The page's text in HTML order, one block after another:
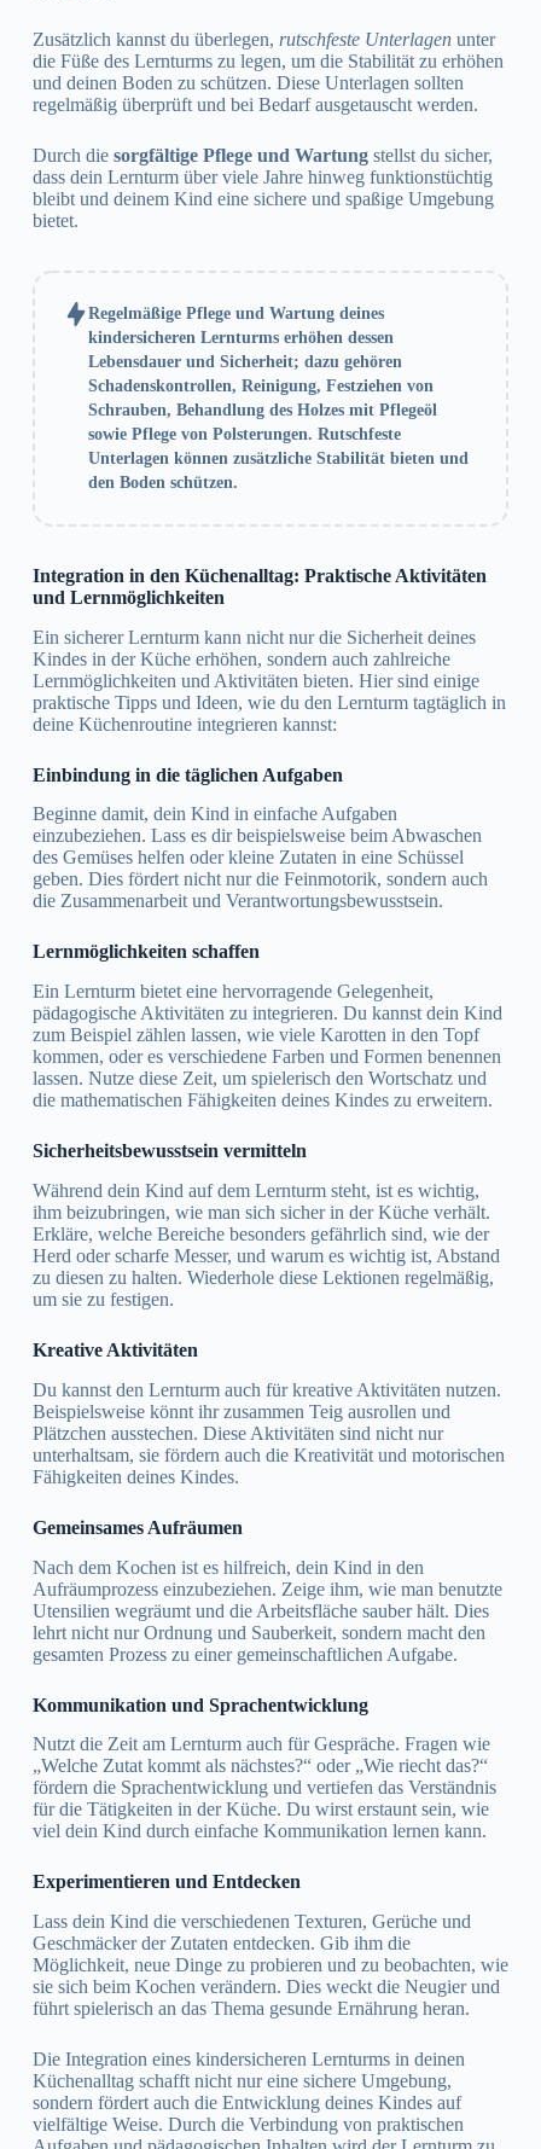
Zusätzlich kannst du überlegen, rutschfeste Unterlagenunter
die Füße des Lernturms zu legen, um die Stabilität zu erhöhen
und deinen Boden zu schützen. Diese Unterlagen sollten
regelmäßig überprüft und bei Bedarf ausgetauscht werden.
Durch die sorgfältige Pflege und Wartungstellst du sicher,
dass dein Lernturm über viele Jahre hinweg funktionstüchtig
bleibt und deinem Kind eine sichere und spaßige Umgebung
bietet.
Regelmäßige Pflege und Wartung deines
kindersicheren Lernturms erhöhen dessen
Lebensdauer und Sicherheit; dazu gehören
Schadenskontrollen, Reinigung, Festziehen von
Schrauben, Behandlung des Holzes mit Pflegeöl
sowie Pflege von Polsterungen. Rutschfeste
Unterlagen können zusätzliche Stabilität bieten und
den Boden schützen.
Integration in den Küchenalltag: Praktische Aktivitäten
und Lernmöglichkeiten
Ein sicherer Lernturm kann nicht nur die Sicherheit deines
Kindes in der Küche erhöhen, sondern auch zahlreiche
Lernmöglichkeiten und Aktivitäten bieten. Hier sind einige
praktische Tipps und Ideen, wie du den Lernturm tagtäglich in
deine Küchenroutine integrieren kannst:
Einbindung in die täglichen Aufgaben
Beginne damit, dein Kind in einfache Aufgaben
einzubeziehen. Lass es dir beispielsweise beim Abwaschen
des Gemüses helfen oder kleine Zutaten in eine Schüssel
geben. Dies fördert nicht nur die Feinmotorik, sondern auch
die Zusammenarbeit und Verantwortungsbewusstsein.
Lernmöglichkeiten schaffen
Ein Lernturm bietet eine hervorragende Gelegenheit,
pädagogische Aktivitäten zu integrieren. Du kannst dein Kind
zum Beispiel zählen lassen, wie viele Karotten in den Topf
kommen, oder es verschiedene Farben und Formen benennen
lassen. Nutze diese Zeit, um spielerisch den Wortschatz und
die mathematischen Fähigkeiten deines Kindes zu erweitern.
Sicherheitsbewusstsein vermitteln
Während dein Kind auf dem Lernturm steht, ist es wichtig,
ihm beizubringen, wie man sich sicher in der Küche verhält.
Erkläre, welche Bereiche besonders gefährlich sind, wie der
Herd oder scharfe Messer, und warum es wichtig ist, Abstand
zu diesen zu halten. Wiederhole diese Lektionen regelmäßig,
um sie zu festigen.
Kreative Aktivitäten
Du kannst den Lernturm auch für kreative Aktivitäten nutzen.
Beispielsweise könnt ihr zusammen Teig ausrollen und
Plätzchen ausstechen. Diese Aktivitäten sind nicht nur
unterhaltsam, sie fördern auch die Kreativität und motorischen
Fähigkeiten deines Kindes.
Gemeinsames Aufräumen
Nach dem Kochen ist es hilfreich, dein Kind in den
Aufräumprozess einzubeziehen. Zeige ihm, wie man benutzte
Utensilien wegräumt und die Arbeitsfläche sauber hält. Dies
lehrt nicht nur Ordnung und Sauberkeit, sondern macht den
gesamten Prozess zu einer gemeinschaftlichen Aufgabe.
Kommunikation und Sprachentwicklung
Nutzt die Zeit am Lernturm auch für Gespräche. Fragen wie
„Welche Zutat kommt als nächstes?“ oder „Wie riecht das?“
fördern die Sprachentwicklung und vertiefen das Verständnis
für die Tätigkeiten in der Küche. Du wirst erstaunt sein, wie
viel dein Kind durch einfache Kommunikation lernen kann.
Experimentieren und Entdecken
Lass dein Kind die verschiedenen Texturen, Gerüche und
Geschmäcker der Zutaten entdecken. Gib ihm die
Möglichkeit, neue Dinge zu probieren und zu beobachten, wie
sie sich beim Kochen verändern. Dies weckt die Neugier und
führt spielerisch an das Thema gesunde Ernährung heran.
Die Integration eines kindersicheren Lernturms in deinen
Küchenalltag schafft nicht nur eine sichere Umgebung,
sondern fördert auch die Entwicklung deines Kindes auf
vielfältige Weise. Durch die Verbindung von praktischen